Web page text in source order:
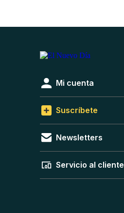
Mi cuenta
Suscríbete
Newsletters
Servicio al cliente